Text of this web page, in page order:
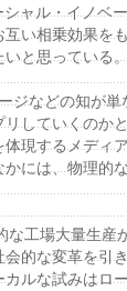
ャル・イノベ
い相乗効果を
いと思っている
ジなどの知が単
していくのか
現するメディ
には、物理的
工場大量生産
的な変革を引
ルな試みはロ